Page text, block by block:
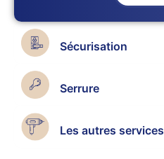
Sécurisation
Serrure
Les autres services